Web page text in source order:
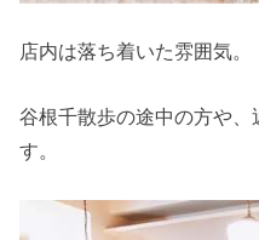
店内は落ち着いた雰囲気。
谷根千散歩の途中の方や
す。